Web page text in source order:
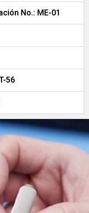
No.: ME-01
56